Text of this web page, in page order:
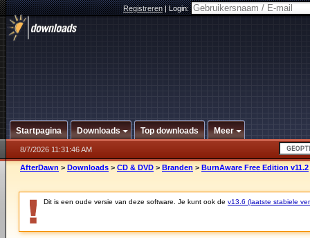
Registreren|Login:
Startpagina Downloads Top downloads Meer
8/7/2026 11:31:46 AM
AfterDawn > Downloads > CD & DVD > Branden > BurnAware Free Edition v11.2
Dit is een oude versie van deze software. Je kunt ook de v13.6 (laatste stabiele